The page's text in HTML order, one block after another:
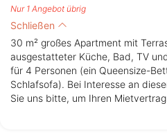
Nur 1 Angebot übrig
Schließen
30 m² großes Apartment mit
ausgestatteter Küche, Bad, TV
für 4 Personen (ein Queensize-
Schlafsofa). Bei Interesse an
Sie uns bitte, um Ihren